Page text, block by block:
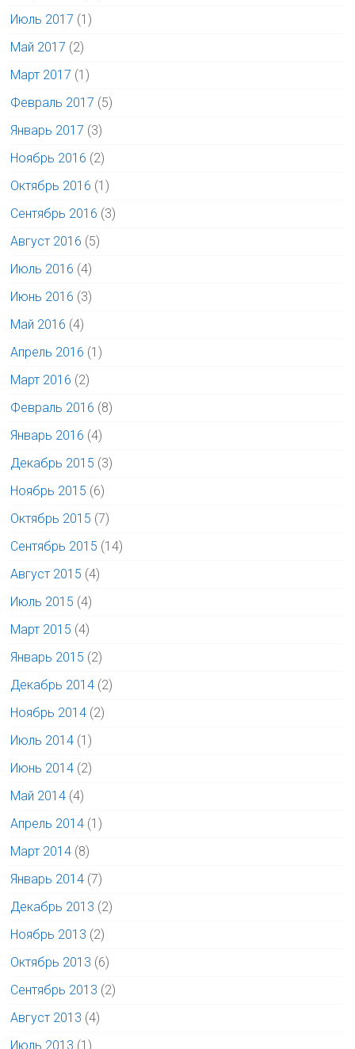
Июль 2017 (1)
Май 2017 (2)
Март 2017 (1)
Февраль 2017 (5)
Январь 2017 (3)
Ноябрь 2016 (2)
Октябрь 2016 (1)
Сентябрь 2016 (3)
Август 2016 (5)
Июль 2016 (4)
Июнь 2016 (3)
Май 2016 (4)
Апрель 2016 (1)
Март 2016 (2)
Февраль 2016 (8)
Январь 2016 (4)
Декабрь 2015 (3)
Ноябрь 2015 (6)
Октябрь 2015 (7)
Сентябрь 2015 (14)
Август 2015 (4)
Июль 2015 (4)
Март 2015 (4)
Январь 2015 (2)
Декабрь 2014 (2)
Ноябрь 2014 (2)
Июль 2014 (1)
Июнь 2014 (2)
Май 2014 (4)
Апрель 2014 (1)
Март 2014 (8)
Январь 2014 (7)
Декабрь 2013 (2)
Ноябрь 2013 (2)
Октябрь 2013 (6)
Сентябрь 2013 (2)
Август 2013 (4)
Июль 2013 (1)